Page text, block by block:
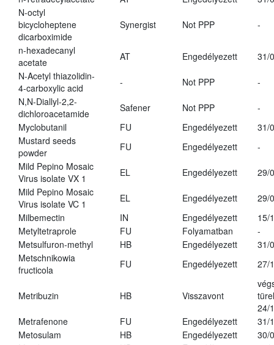
N-octyl
bicycloheptene
dicarboximide
Synergist Not PPP -
n-hexadecanyl
acetate
AT Engedélyezett
31/
N-Acetyl thiazolidin-
4-carboxylic acid
- Not PPP
-
N,N-Diallyl-2,2-
dichloroacetamide
Safener Not PPP
-
Myclobutanil
FU Engedélyezett
31/
Mustard seeds
powder
FU Engedélyezett
-
Mild Pepino Mosaic
Virus isolate VX 1
EL Engedélyezett
29/
Mild Pepino Mosaic
Virus isolate VC 1
EL Engedélyezett
29/
Milbemectin
IN Engedélyezett
15/
Metyltetraprole
FU Folyamatban
-
Metsulfuron-methyl
HB Engedélyezett
31/
Metschnikowia
fructicola
FU Engedélyezett 27/
Metribuzin HB Visszavont
24/
Metrafenone
FU Engedélyezett
31/
Metosulam
HB Engedélyezett
30/